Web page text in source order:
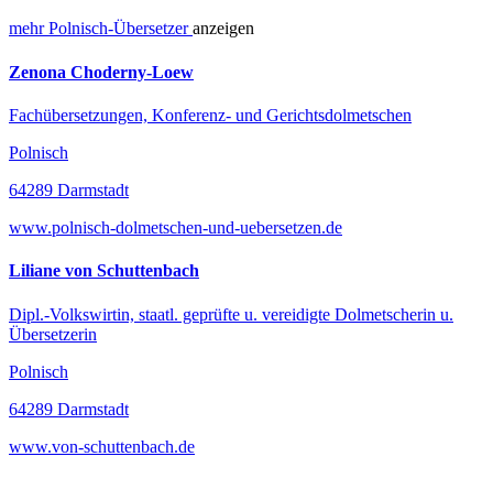
mehrPolnisch-Übersetzeranzeigen
Zenona Choderny-Loew
Fachübersetzungen, Konferenz- und Gerichtsdolmetschen
Polnisch
64289 Darmstadt
www.polnisch-dolmetschen-und-uebersetzen.de
Liliane von Schuttenbach
Dipl.-Volkswirtin, staatl. geprüfte u. vereidigte Dolmetscherin u.
Übersetzerin
Polnisch
64289 Darmstadt
www.von-schuttenbach.de